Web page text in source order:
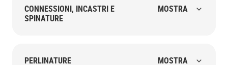
CONNESSIONI, INCASTRI E
SPINATURE
MOSTRA
PERLINATURE MOSTRA